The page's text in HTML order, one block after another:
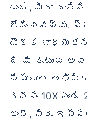
ఉంటే, మీరు
జోడించవచ్చు.
యొక్క బాధ్యతను
ది మీ కుటుంబ
నిపుణుల
కనీసం 10X
అంటే, మీరు